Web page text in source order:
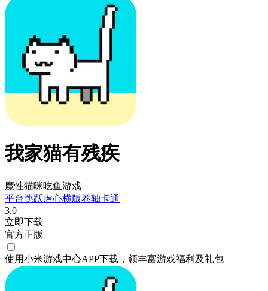
我家猫有残疾
魔性猫咪吃鱼游戏
平台跳跃虐心横版卷轴卡通
3.0
立即下载
官方正版
使用小米游戏中心APP下载 ，领丰富游戏福利 及礼包